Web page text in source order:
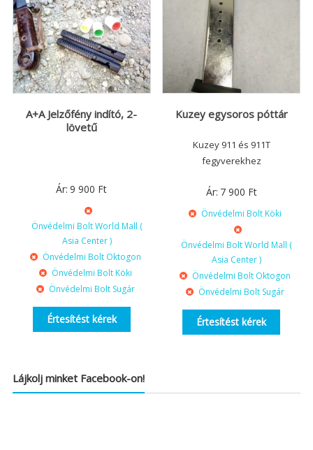
A+A Jelzőfény indító, 2-
lövetű
Ár: 9 900 Ft
Önvédelmi Bolt World Mall (
Asia Center )
Önvédelmi Bolt Oktogon
Önvédelmi Bolt Köki
Önvédelmi Bolt Sugár
Értesítést kérek
Kuzey egysoros póttár
Kuzey 911 és 911T
fegyverekhez
Ár: 7 900 Ft
Önvédelmi Bolt Köki
Önvédelmi Bolt World Mall (
Asia Center )
Önvédelmi Bolt Oktogon
Önvédelmi Bolt Sugár
Értesítést kérek
Lájkolj minket Facebook-on!